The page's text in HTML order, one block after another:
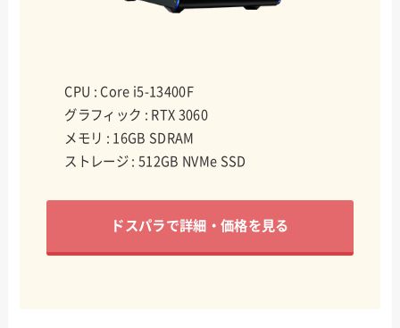
CPU : Core i5-13400F
グラフィック : RTX 3060
メモリ : 16GB SDRAM
ストレージ : 512GB NVMe SSD
ドスパラで詳細・価格を見る